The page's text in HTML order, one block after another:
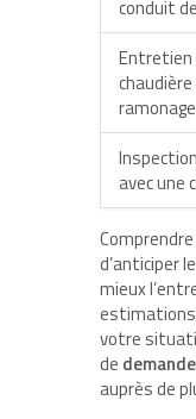
conduit
Entretien
ramonage
avec une
d’anticiper
mieux
votre
de
auprès de